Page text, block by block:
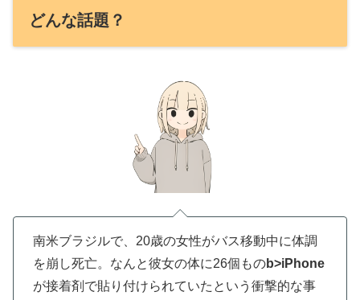
どんな話題？
南米ブラジルで、20歳の女性がバス移動中に体調
を崩し死亡。なんと彼女の体に26個ものb>iPhone
が接着剤で貼り付けられていたという衝撃的な事